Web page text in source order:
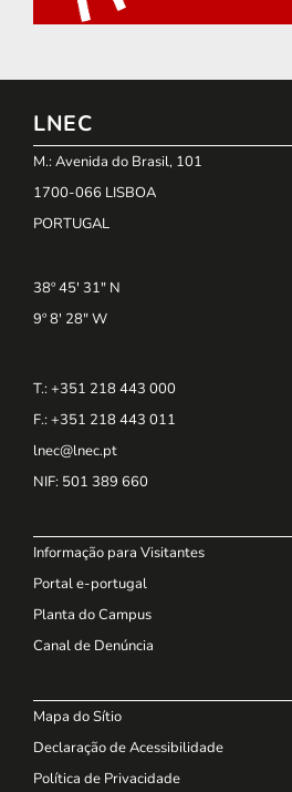
LNEC
M.: Avenida do Brasil, 101
1700-066 LISBOA
PORTUGAL
38º 45' 31" N
9º 8' 28" W
T.: +351 218 443 000
F.: +351 218 443 011
lnec@lnec.pt
NIF: 501 389 660
Informação para Visitantes
Portal e-portugal
Planta do Campus
Canal de Denúncia
Mapa do Sítio
Declaração de Acessibilidade
Política de Privacidade